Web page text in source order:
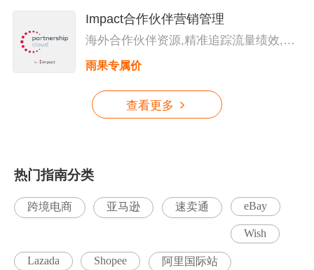
Impact合作伙伴营销管理
海外合作伙伴资源,精准追踪流量绩效,全
面防范广告欺诈,自定义效果报表，智能
分析，高效调整策略，提高营销ROI,支持
跨设备，跨界面，多渠道捕捉客户旅程与
触点
雨果专属价
查看更多
热门指南分类
跨境电商 亚马逊 速卖通 eBay
Wish
Lazada Shopee 阿里国际站